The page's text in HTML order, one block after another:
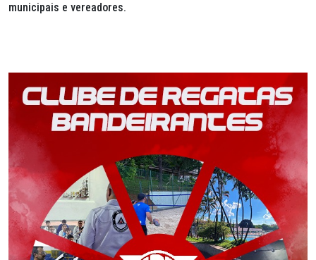
municipais e vereadores.